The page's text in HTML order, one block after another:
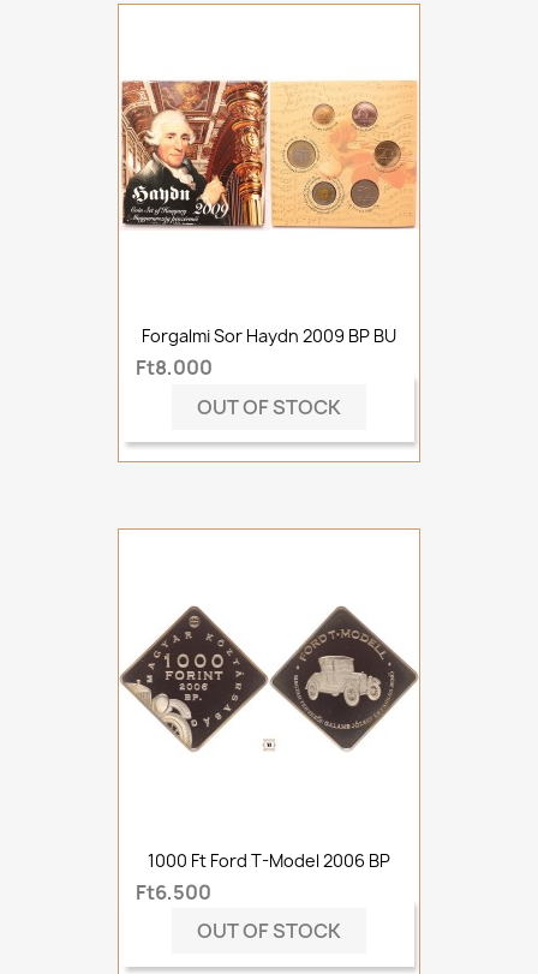
Forgalmi Sor Haydn 2009 BP BU
Ft8,000
OUT OF STOCK
1000 Ft Ford T-Model 2006 BP
Ft6,500
OUT OF STOCK